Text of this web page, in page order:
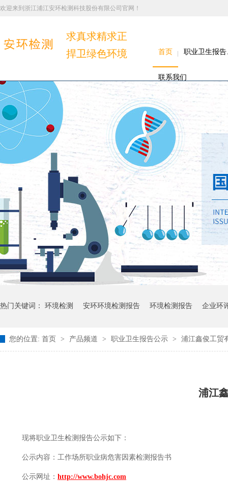
欢迎来到浙江浦江安环检测科技股份有限公司官网！
求真求精求正
捍卫绿色环境
首页 职业卫生报
联系我们
热门关键词： 环境检测 安环环境检测报告 环境检测报告 企业环
您的位置: 首页 > 产品频道 > 职业卫生报告公示 > 浦江鑫俊工贸
浦江
现将职业卫生检测报告公示如下：
公示内容： 工作场所职业病危害因素检测报告书
公示网址： http://www.bohjc.com